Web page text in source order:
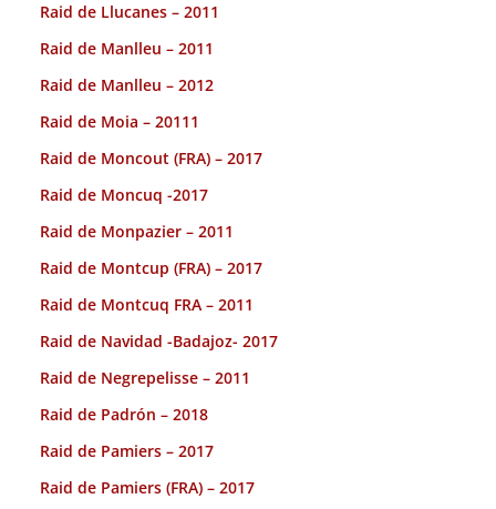
Raid de Llucanes – 2011
Raid de Manlleu – 2011
Raid de Manlleu – 2012
Raid de Moia – 20111
Raid de Moncout (FRA) – 2017
Raid de Moncuq -2017
Raid de Monpazier – 2011
Raid de Montcup (FRA) – 2017
Raid de Montcuq FRA – 2011
Raid de Navidad -Badajoz- 2017
Raid de Negrepelisse – 2011
Raid de Padrón – 2018
Raid de Pamiers – 2017
Raid de Pamiers (FRA) – 2017